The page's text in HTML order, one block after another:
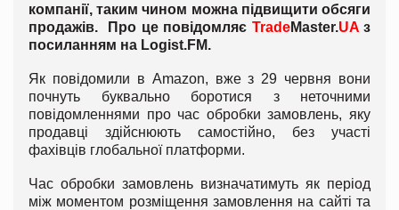
компанії, таким чином можна підвищити обсяги
продажів. Про це повідомляє TradeMaster.UAз
посиланням на Logist.FM.
Як повідомили в Amazon, вже з 29 червня вони
почнуть буквально боротися з неточними
повідомленнями про час обробки замовлень, яку
продавці здійснюють самостійно, без участі
фахівців глобальної платформи.
Час обробки замовлень визначатимуть як період
між моментом розміщення замовлення на сайті та